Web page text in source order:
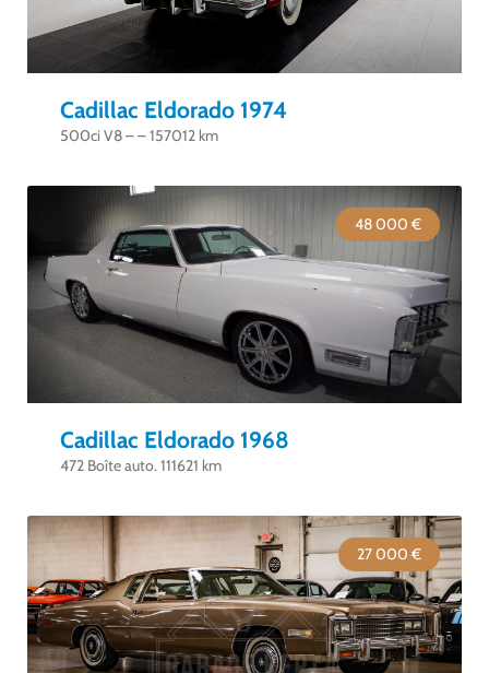
Cadillac Eldorado 1974
500ci V8 – – 157012 km
48 000 €
Cadillac Eldorado 1968
472 Boîte auto. 111621 km
27 000 €